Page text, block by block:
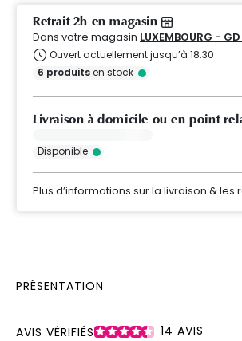
Retrait 2h en magasin
Dans votre magasin LUXEMBOURG - GD
Ouvert actuellement jusqu’à 18:30
6 produitsen stock
Livraison à domicile ou en point
Disponible
Plus d’informations sur la livraison & les
PRÉSENTATION
AVIS VÉRIFIÉS 14 AVIS